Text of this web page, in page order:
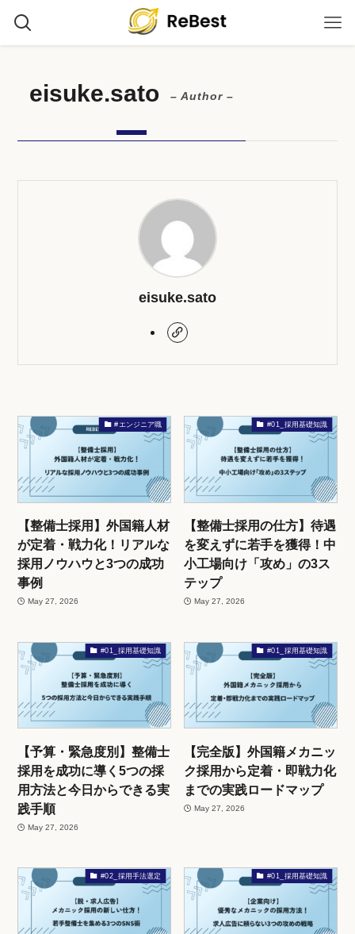
eisuke.sato – Author –
eisuke.sato
#エンジニア職
【整備士採用】外国籍人材
が定着・戦力化！リアルな
採用ノウハウと3つの成功
事例
May 27, 2026
#01_採用基礎知識
【整備士採用の仕方】待遇
を変えずに若手を獲得！中
小工場向け「攻め」の3ス
テップ
May 27, 2026
#01_採用基礎知識
【予算・緊急度別】整備士
採用を成功に導く5つの採
用方法と今日からできる実
践手順
May 27, 2026
#01_採用基礎知識
【完全版】外国籍メカニッ
ク採用から定着・即戦力化
までの実践ロードマップ
May 27, 2026
#02_採用手法選定 #01_採用基礎知識